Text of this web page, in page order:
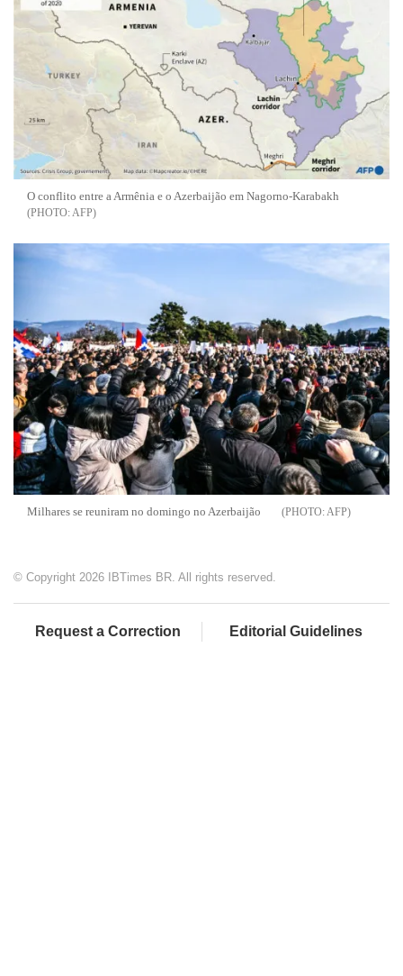
O conflito entre a Armênia e o Azerbaijão em Nagorno-Karabakh
AFP
Milhares se reuniram no domingo no Azerbaijão AFP
© Copyright 2026 IBTimes BR. All rights reserved.
Request a Correction Editorial Guidelines